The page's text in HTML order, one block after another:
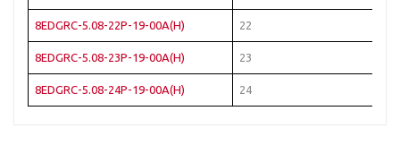
8EDGRC-5.08-22P-19-00A(H) 22
8EDGRC-5.08-23P-19-00A(H) 23
8EDGRC-5.08-24P-19-00A(H) 24